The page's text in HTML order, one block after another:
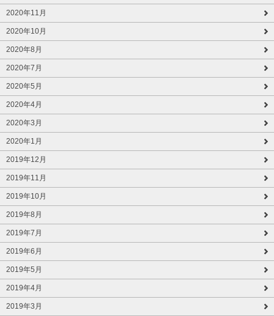
2020年11月
2020年10月
2020年8月
2020年7月
2020年5月
2020年4月
2020年3月
2020年1月
2019年12月
2019年11月
2019年10月
2019年8月
2019年7月
2019年6月
2019年5月
2019年4月
2019年3月